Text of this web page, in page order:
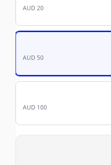
AUD 20
AUD 50
AUD 100